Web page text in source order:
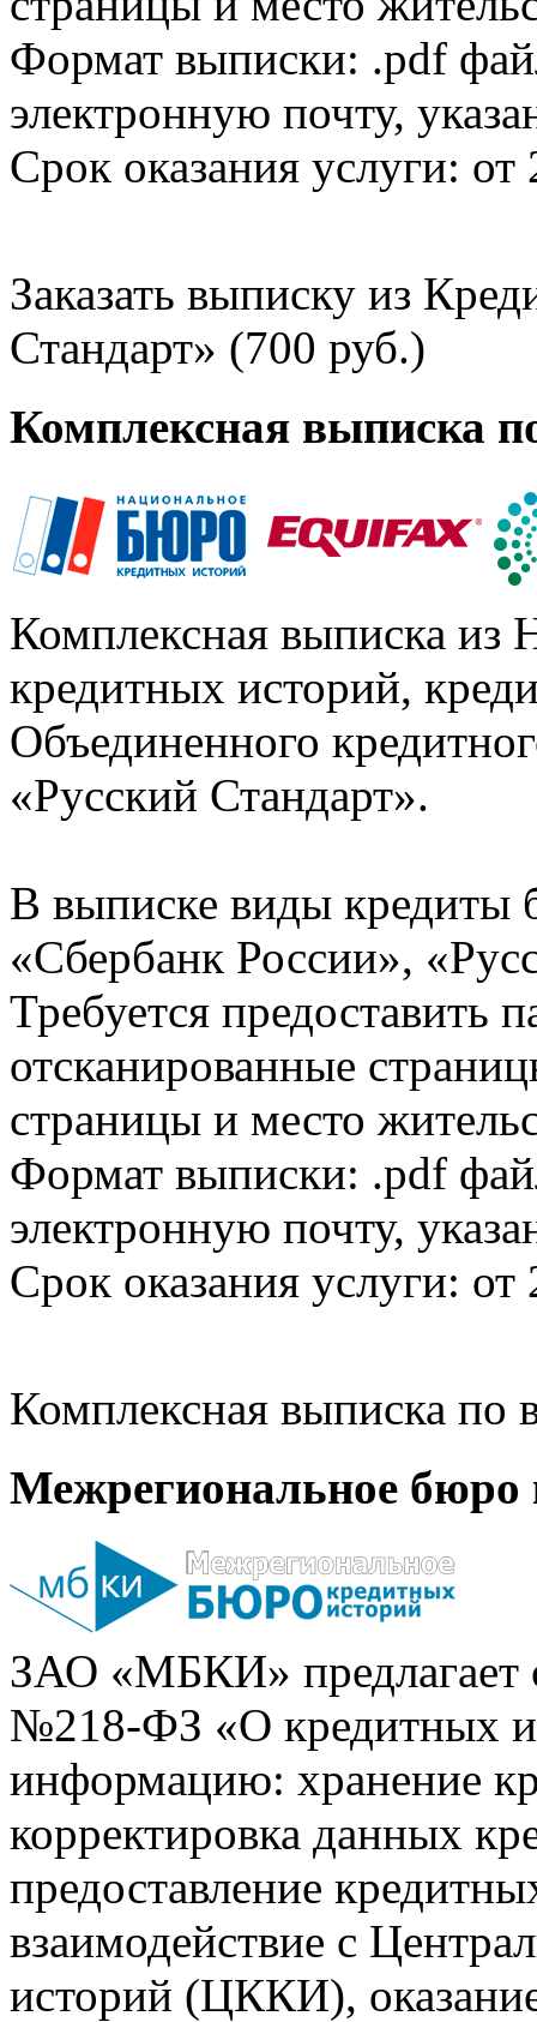
Формат выписки: .pdf
электронную почту,
Срок оказания услуги: от
Заказать выписку из
Стандарт» (700 руб.)
Комплексная выписка
Комплексная выписка из
кредитных историй,
Объединенного
«Русский Стандарт».
В выписке виды кредиты
«Сбербанк России»,
Требуется предоставить
отсканированные
страницы и место
Формат выписки: .pdf
электронную почту,
Срок оказания услуги: от
Комплексная выписка
Межрегиональное бюро
ЗАО «МБКИ» предлагает
№218-ФЗ «О кредитных
информацию: хранение
корректировка данных
предоставление
взаимодействие с
историй (ЦККИ),